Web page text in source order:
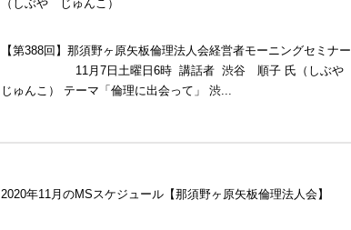
（しぶや じゅんこ）
【第388回】那須野ヶ原矢板倫理法人会経営者モーニングセミナー
11月7日土曜日6時 講話者 渋谷 順子 氏（しぶや
じゅんこ） テーマ「倫理に出会って」 渋...
2020年11月のMSスケジュール【那須野ヶ原矢板倫理法人会】